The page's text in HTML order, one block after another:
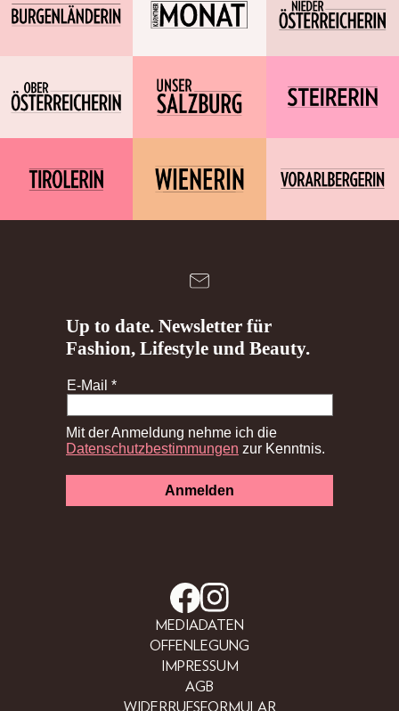
MEDIADATEN
OFFENLEGUNG
IMPRESSUM
AGB
WIDERRUFSFORMULAR